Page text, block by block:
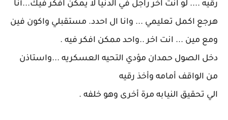
رقيه .... لو انت اخر راجل في الدنيا لا يمكن افكر فيك...أنا
هرجع اكمل تعليمي ... وانا ال احدد. مستقبلي واكون فين
ومع مين ... انت اخر ..واحد ممكن افكر فيه .
دخل الصول حمدان مؤدي التحيه العسكريه ...واستاذن
من الواقف أمامه وأخذ رقيه
الي تحقيق النيابه مرة أخرى وهو خلفه .